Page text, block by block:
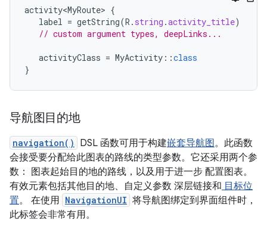
activity<MyRoute> {
label = getString(R . string .activity_title)
// custom argument types, deepLinks...
activityClass = MyActivity ::class
}
导航图目的地
navigation() DSL 函数可用于构建嵌套导航图。此函数
会接受要分配给此图表的路线的类型参数。它还采用两个参
数： 图表起始目的地的路线，以及用于进一步 配置图表。
有效元素包括其他目的地、自定义参数 深层链接和 目标位
置。 在使用 NavigationUI 将导航图绑定到界面组件时，
此标签会非常有用。